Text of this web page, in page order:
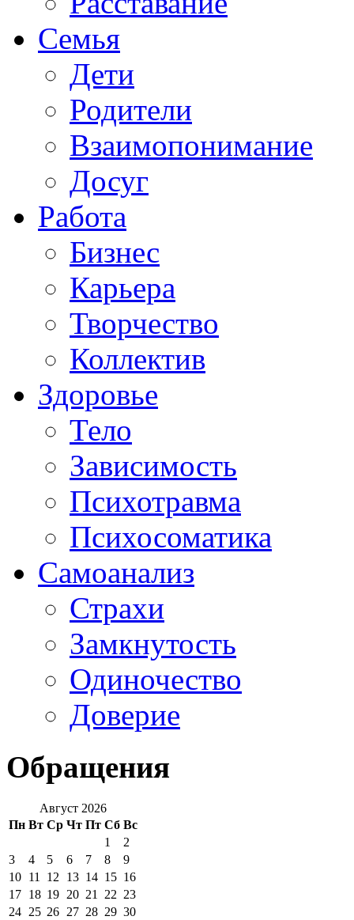
Семья
Дети
Родители
Взаимопонимание
Досуг
Работа
Бизнес
Карьера
Творчество
Коллектив
Здоровье
Тело
Зависимость
Психотравма
Психосоматика
Самоанализ
Страхи
Замкнутость
Одиночество
Доверие
Обращения
Август 2026
Пн Вт Ср Чт Пт Сб Вс
1
2
3
4 5 6 7 8
9
10 11 12 13 14 15 16
17 18 19 20 21 22 23
24 25 26 27 28 29 30